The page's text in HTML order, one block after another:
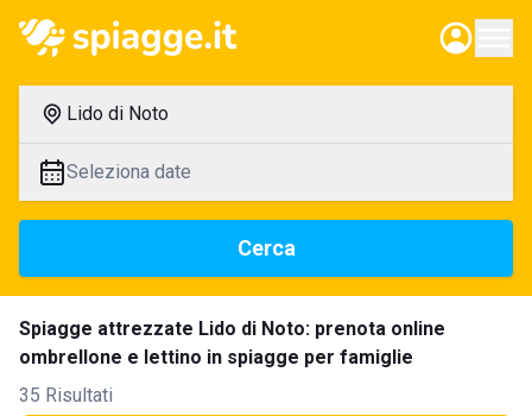
Lido di Noto
Seleziona date
Cerca
Spiagge attrezzate Lido di Noto: prenota online
ombrellone e lettino in spiagge per famiglie
35 Risultati